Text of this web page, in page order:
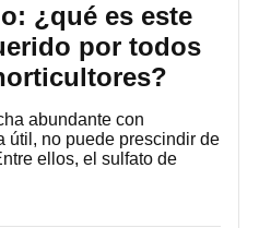
¿qué es este
por todos
abundante con
útil, no puede prescindir de
ellos, el sulfato de